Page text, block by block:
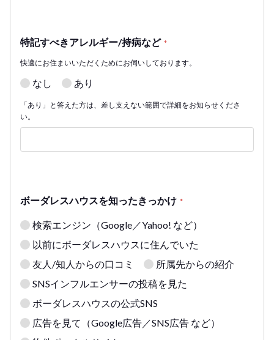
特記すべきアレルギー/持病など *
快適にお住まいいただくためにお伺いしております。
なし あり
「あり」と答えた方は、差し支えない範囲で詳細をお知らせくださ
い。
ボーダレスハウスを知ったきっかけ *
検索エンジン（Google／Yahoo! など）
以前にボーダレスハウスに住んでいた
友人/知人からの口コミ
所属先からの紹介
SNSインフルエンサーの投稿を見た
ボーダレスハウスの公式SNS
広告を見て（Google広告／SNS広告 など）